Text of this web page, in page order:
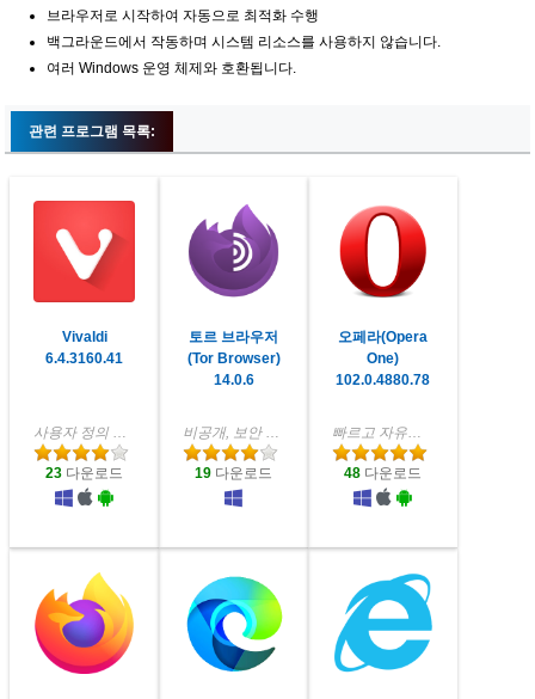
브라우저로 시작하여 자동으로 최적화 수행
백그라운드에서 작동하며 시스템 리소스를 사용하지 않습니다.
여러 Windows 운영 체제와 호환됩니다.
관련 프로그램 목록:
Vivaldi
6.4.3160.41
사용자 정의 가능한 웹 브라우저
23 다운로드
토르 브라우저
(Tor Browser)
14.0.6
비공개, 보안 웹 브라우저
19 다운로드
오페라(Opera
One)
102.0.4880.78
빠르고 자유로운 대체 웹 브라우저
48 다운로드